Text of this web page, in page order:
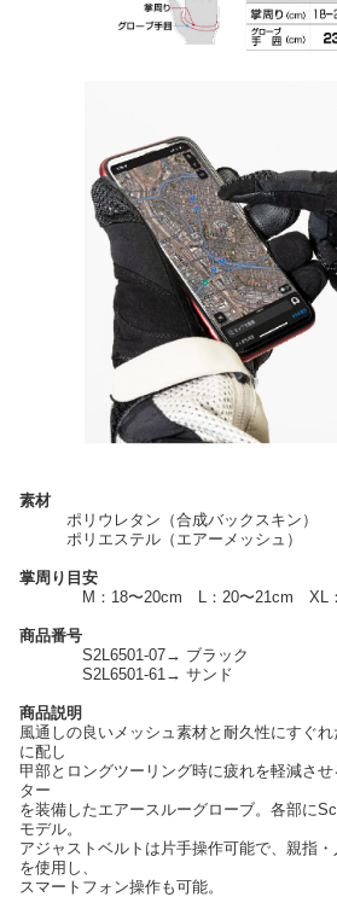
素材
ポリウレタン（合成バックスキン）
ポリエステル（エアーメッシュ）
掌周り目安
M：18〜20cm L：20〜21cm XL：
商品番号
S2L6501-07→ ブラック
S2L6501-61→ サンド
商品説明
風通しの良いメッシュ素材と耐久性にすぐ
に配し
甲部とロングツーリング時に疲れを軽減さ
ター
を装備したエアースルーグローブ。各部に
モデル。
アジャストベルトは片手操作可能で、親指
を使用し、
スマートフォン操作も可能。